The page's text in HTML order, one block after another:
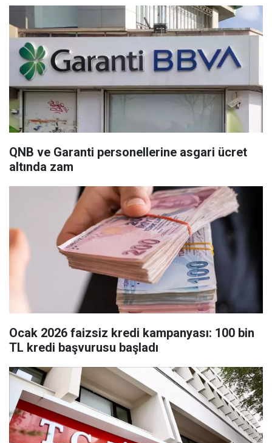
QNB ve Garanti personellerine asgari ücret
altında zam
Ocak 2026 faizsiz kredi kampanyası: 100 bin
TL kredi başvurusu başladı